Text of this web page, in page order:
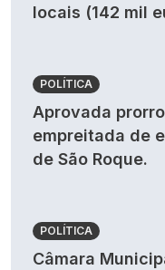
locais (142 mil
POLÍTICA
Aprovada
empreitada de
de São Roque.
POLÍTICA
Câmara